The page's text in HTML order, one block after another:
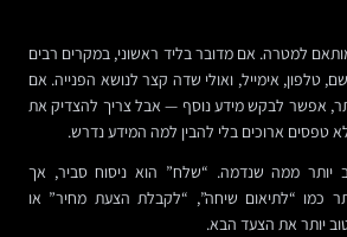
למטרה. אם מדובר בליד ראשוני, במקרים רבים
טלפון, אימייל, ואולי שדה קצר לנושא הפנייה. אם
אפשר לבקש מידע נוסף — אבל צריך להצדיק את
טפסים ארוכים בלי להבין למה המידע נדרש.
יותר ממה שנדמה. “שלח” הוא ניסוח סביר, אך
כמו “לתיאום שיחה”, “לקבלת הצעת מחיר” או
יותר את הצעד הבא.